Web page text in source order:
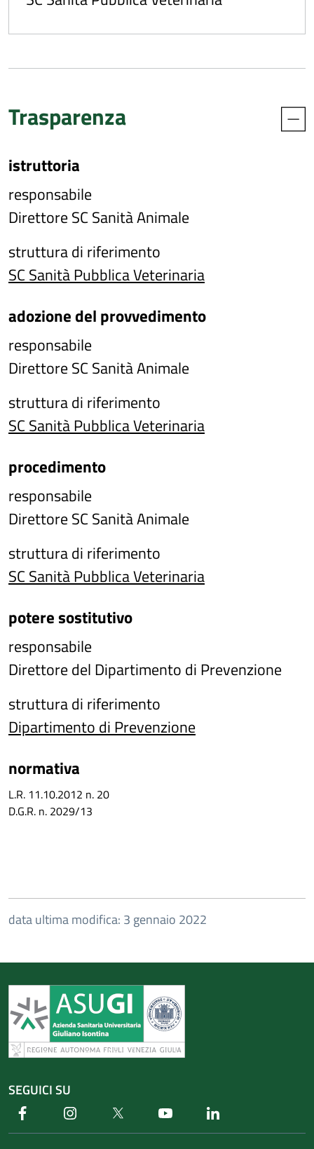
Trasparenza
istruttoria
responsabile
Direttore SC Sanità Animale
struttura di riferimento
SC Sanità Pubblica Veterinaria
adozione del provvedimento
responsabile
Direttore SC Sanità Animale
struttura di riferimento
SC Sanità Pubblica Veterinaria
procedimento
responsabile
Direttore SC Sanità Animale
struttura di riferimento
SC Sanità Pubblica Veterinaria
potere sostitutivo
responsabile
Direttore del Dipartimento di Prevenzione
struttura di riferimento
Dipartimento di Prevenzione
normativa
L.R. 11.10.2012 n. 20
D.G.R. n. 2029/13
data ultima modifica: 3 gennaio 2022
SEGUICI SU
Facebook Instagram Twitter Youtube